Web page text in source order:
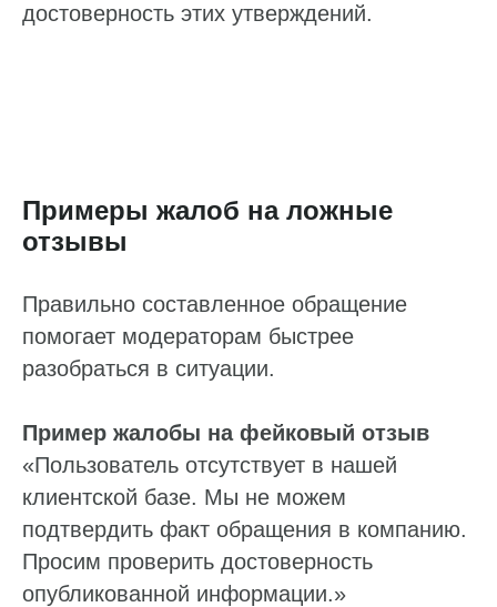
достоверность этих утверждений.
Примеры жалоб на ложные
отзывы
Правильно составленное обращение
помогает модераторам быстрее
разобраться в ситуации.
Пример жалобы на фейковый отзыв
«Пользователь отсутствует в нашей
клиентской базе. Мы не можем
подтвердить факт обращения в компанию.
Просим проверить достоверность
опубликованной информации.»